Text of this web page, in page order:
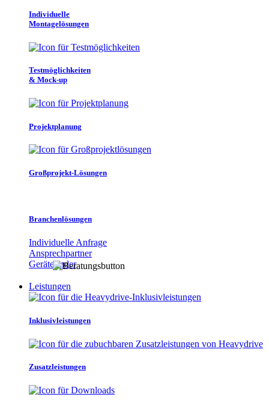
Individuelle
Montagelösungen
Testmöglichkeiten
& Mock-up
Projektplanung
Großprojekt-Lösungen
Branchenlösungen
Individuelle Anfrage
Ansprechpartner
Gerätefinder
Leistungen
Inklusivleistungen
Zusatzleistungen